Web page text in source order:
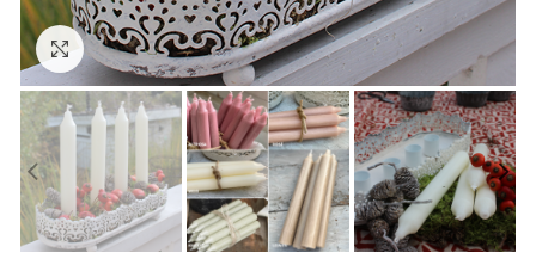
Click to enlarge